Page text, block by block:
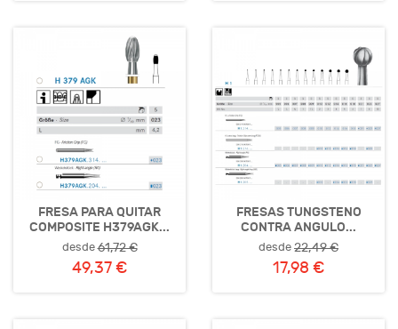
FRESA PARA QUITAR
COMPOSITE H379AGK...
desde61,72 €
49,37 €
FRESAS TUNGSTENO
CONTRA ANGULO...
desde22,49 €
17,98 €